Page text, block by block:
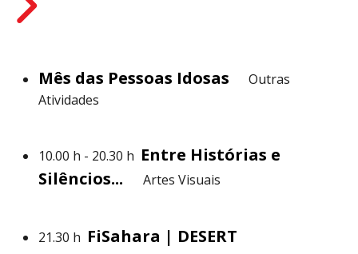
Mês das Pessoas Idosas
Outras
Atividades
10.00 h - 20.30 h Entre Histórias e
Silêncios...
Artes Visuais
21.30 h FiSahara | DESERT